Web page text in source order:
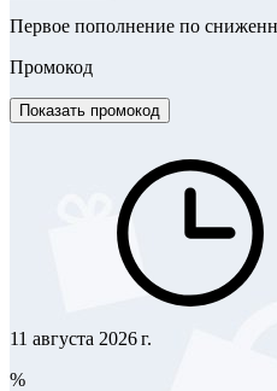
Первое пополнение по
Промокод
Показать промокод
11 августа 2026 г.
%